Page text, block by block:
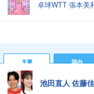
卓球WTT 張本美
主要 国内
池田直人 佐藤